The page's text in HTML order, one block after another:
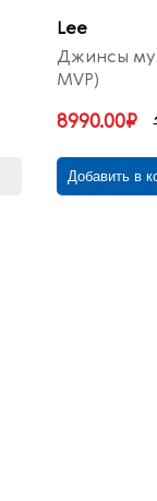
Lee
Джинсы
MVP)
8990.00₽
Добавить в